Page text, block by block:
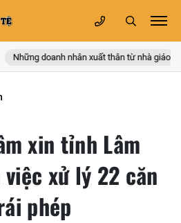
Những doanh nhân xuất thân từ nhà giáo
xin tỉnh Lâm
xử lý 22 căn
phép